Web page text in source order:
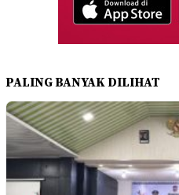
PALING BANYAK DILIHAT